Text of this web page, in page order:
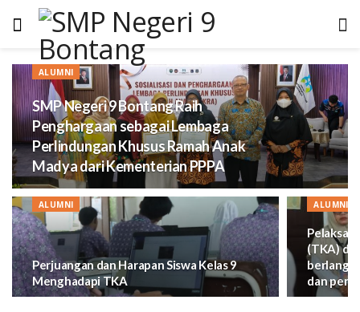
ALUMNI
SMP Negeri 9 Bontang Raih
Penghargaan sebagai Lembaga
Perlindungan Khusus Ramah Anak
Madya dari Kementerian PPPA
ALUMNI
Perjuangan dan Harapan Siswa Kelas 9
Menghadapi TKA
ALUMNI
(TKA) di
dan